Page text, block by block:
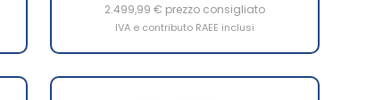
2.499,99 € prezzo consigliato
IVA e contributo RAEE inclusi